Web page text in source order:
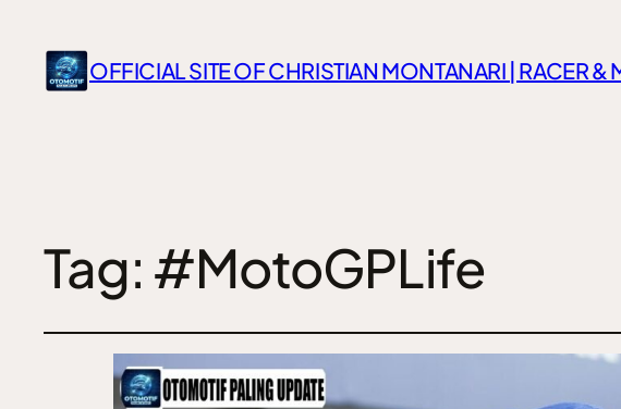
OFFICIAL SITE OF CHRISTIAN MONTANARI | RACER &
Tag: #MotoGPLife